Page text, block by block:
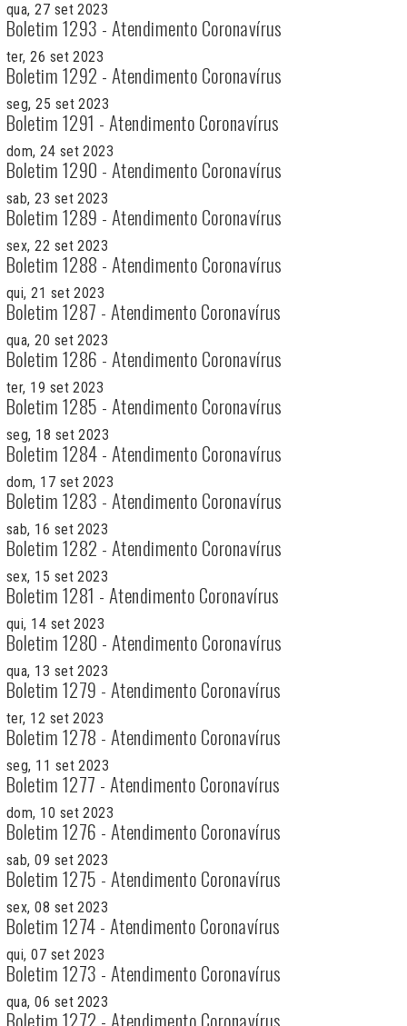
qua, 27 set 2023
Boletim 1293 - Atendimento Coronavírus
ter, 26 set 2023
Boletim 1292 - Atendimento Coronavírus
seg, 25 set 2023
Boletim 1291 - Atendimento Coronavírus
dom, 24 set 2023
Boletim 1290 - Atendimento Coronavírus
sab, 23 set 2023
Boletim 1289 - Atendimento Coronavírus
sex, 22 set 2023
Boletim 1288 - Atendimento Coronavírus
qui, 21 set 2023
Boletim 1287 - Atendimento Coronavírus
qua, 20 set 2023
Boletim 1286 - Atendimento Coronavírus
ter, 19 set 2023
Boletim 1285 - Atendimento Coronavírus
seg, 18 set 2023
Boletim 1284 - Atendimento Coronavírus
dom, 17 set 2023
Boletim 1283 - Atendimento Coronavírus
sab, 16 set 2023
Boletim 1282 - Atendimento Coronavírus
sex, 15 set 2023
Boletim 1281 - Atendimento Coronavírus
qui, 14 set 2023
Boletim 1280 - Atendimento Coronavírus
qua, 13 set 2023
Boletim 1279 - Atendimento Coronavírus
ter, 12 set 2023
Boletim 1278 - Atendimento Coronavírus
seg, 11 set 2023
Boletim 1277 - Atendimento Coronavírus
dom, 10 set 2023
Boletim 1276 - Atendimento Coronavírus
sab, 09 set 2023
Boletim 1275 - Atendimento Coronavírus
sex, 08 set 2023
Boletim 1274 - Atendimento Coronavírus
qui, 07 set 2023
Boletim 1273 - Atendimento Coronavírus
qua, 06 set 2023
Boletim 1272 - Atendimento Coronavírus